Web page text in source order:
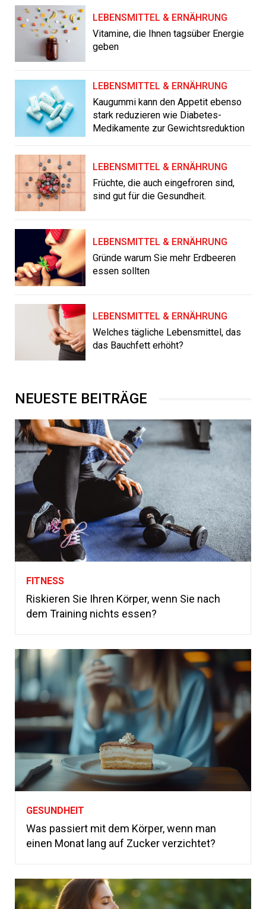
LEBENSMITTEL & ERNÄHRUNG
Vitamine, die Ihnen tagsüber Energie
geben
LEBENSMITTEL & ERNÄHRUNG
Kaugummi kann den Appetit ebenso
stark reduzieren wie Diabetes-
Medikamente zur Gewichtsreduktion
LEBENSMITTEL & ERNÄHRUNG
Früchte, die auch eingefroren sind,
sind gut für die Gesundheit.
LEBENSMITTEL & ERNÄHRUNG
Gründe warum Sie mehr Erdbeeren
essen sollten
LEBENSMITTEL & ERNÄHRUNG
Welches tägliche Lebensmittel, das
das Bauchfett erhöht?
NEUESTE BEITRÄGE
FITNESS
Riskieren Sie Ihren Körper, wenn Sie nach
dem Training nichts essen?
GESUNDHEIT
Was passiert mit dem Körper, wenn man
einen Monat lang auf Zucker verzichtet?